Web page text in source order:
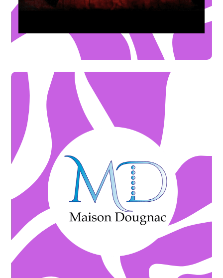
Magicien Axel LUPIN
Magicien - Mentaliste
MAISON DOUGNAC
Hébergement - Ateliers créatifs
-10%
OFFRE DE BIENVENUE
sur le stage découverte de 4h au choix - Atelier d'Art
Christophe DOUGNAC
* soit 45€ au lieu de 50€
-20%
OFFRE DE BIENVENUE
sur une séance pour un EVF OU EFG ou Team
Building - Aventure Intemporelle escape game
-15%
OFFRE DE BIENVENUE
sur une séance pour 6 personnes . Aventure
Intemporelle Escape Game
* soit une place offerte
OFFRE ILLIMITÉE
Inscription à deux stages découvertes au choix - Atelier
d'Art Christophe DOUGNAC
* soit 80€ au lieu de 100€